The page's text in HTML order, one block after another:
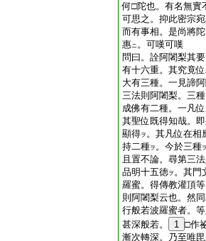
何□陀也。有名無實
可思之。抑此密宗
而有事相。是尚將陀
惠ニ。可嘆可嘆
問曰。詮阿闍梨其
有十六重。其究竟位
大有三種。一見諦
三法則阿闍梨。三
成佛有二種。一凡
其聖位既得知哉。
顯得ヲ 。其凡位在相
持二種ヲ 。今於三種
且置不論。尋第三
品明十五徳ヲ 。其門
羅蜜。得傳教灌頂
則阿闍梨云也。然
行般若波羅蜜者。
甚深般若。
1 □作
漸次轉深。乃至唯